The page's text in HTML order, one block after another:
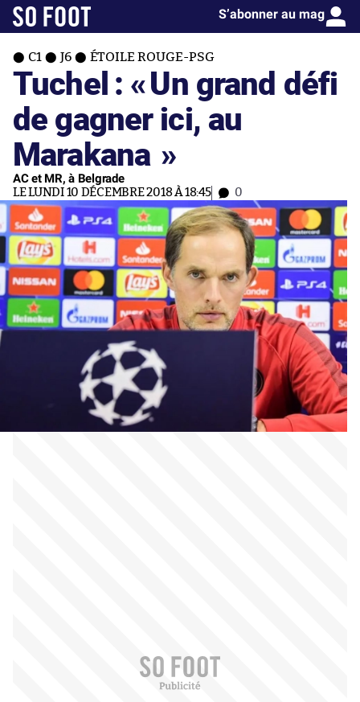
S’abonner au mag
C1 J6 ÉTOILE ROUGE-PSG
Tuchel : «Un grand défi
de gagner ici, au
Marakana »
AC et MR, à Belgrade
LE LUNDI 10 DÉCEMBRE 2018 À 18:45 0